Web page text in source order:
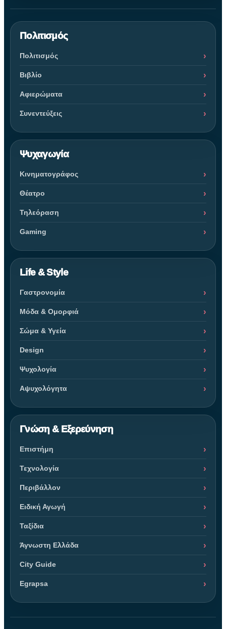
Πολιτισμός
Πολιτισμός
Βιβλίο
Αφιερώματα
Συνεντεύξεις
Ψυχαγωγία
Κινηματογράφος
Θέατρο
Τηλεόραση
Gaming
Life & Style
Γαστρονομία
Μόδα & Ομορφιά
Σώμα & Υγεία
Design
Ψυχολογία
Αψυχολόγητα
Γνώση & Εξερεύνηση
Επιστήμη
Τεχνολογία
Περιβάλλον
Ειδική Αγωγή
Ταξίδια
Άγνωστη Ελλάδα
City Guide
Egrapsa